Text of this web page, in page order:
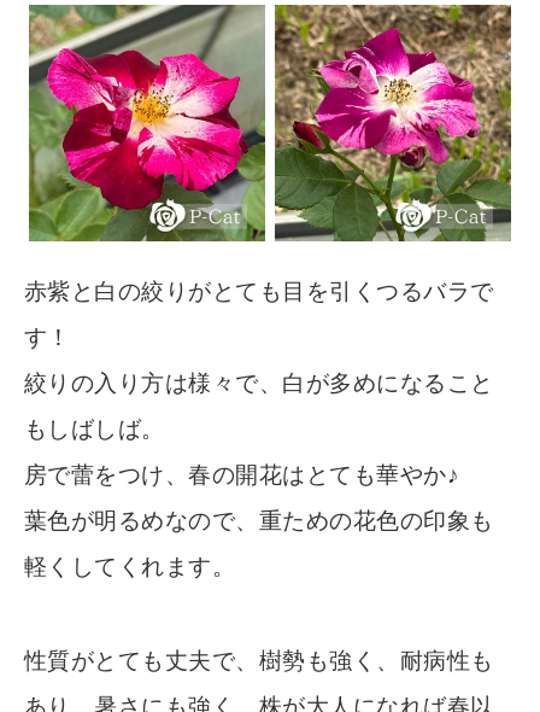
赤紫と白の絞りがとても目を引くつるバラで
す！
絞りの入り方は様々で、白が多めになること
もしばしば。
房で蕾をつけ、春の開花はとても華やか♪
葉色が明るめなので、重ための花色の印象も
軽くしてくれます。
性質がとても丈夫で、樹勢も強く、耐病性も
あり、暑さにも強く、株が大人になれば春以